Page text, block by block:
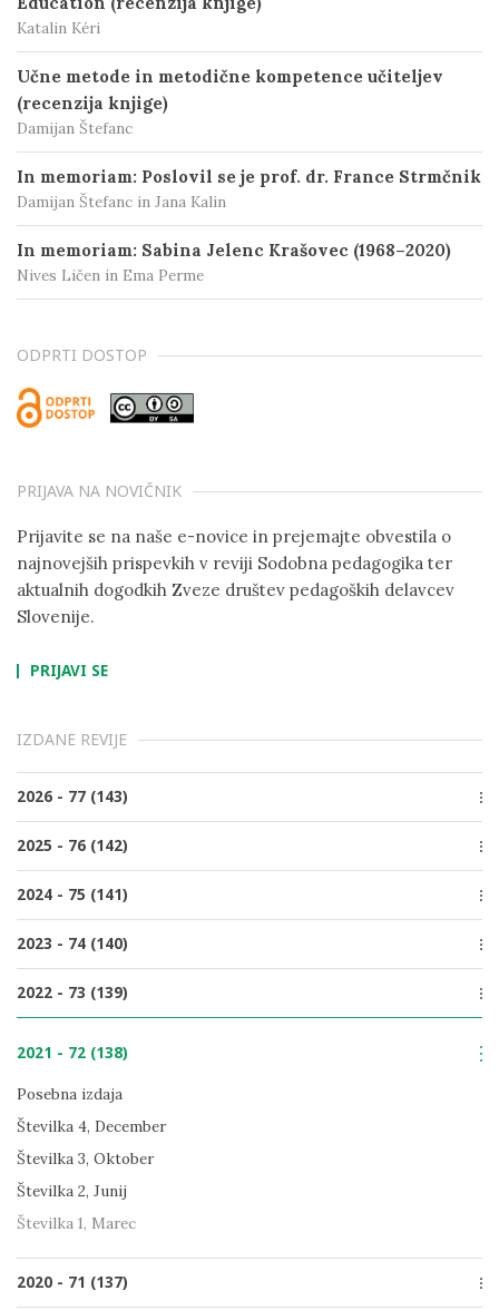
Katalin Kéri
Učne metode in metodične kompetence učiteljev
(recenzija knjige)
Damijan Štefanc
In memoriam: Poslovil se je prof. dr. France Strmčnik
Damijan Štefanc in Jana Kalin
In memoriam: Sabina Jelenc Krašovec (1968–2020)
Nives Ličen in Ema Perme
ODPRTI DOSTOP
PRIJAVA NA NOVIČNIK
Prijavite se na naše e-novice in prejemajte obvestila o
najnovejših prispevkih v reviji Sodobna pedagogika ter
aktualnih dogodkih Zveze društev pedagoških delavcev
Slovenije.
PRIJAVI SE
IZDANE REVIJE
2026 - 77 (143)
2025 - 76 (142)
Številka 2, Junij
2024 - 75 (141)
Številka 2, Junij
2023 - 74 (140)
Številka 2, Junij
2022 - 73 (139)
Številka 3, Oktober
Številka 2, Junij
Številka 1, Marec
2021 - 72 (138)
Posebna izdaja
Številka 4, December
Številka 3, Oktober
Številka 2, Junij
Številka 1, Marec
2020 - 71 (137)